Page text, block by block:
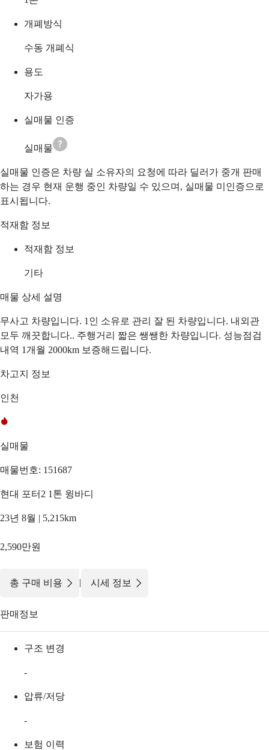
개폐방식
수동 개폐식
용도
자가용
실매물 인증
실매물
실매물 인증은 차량 실 소유자의 요청에 따라 딜러가 중개 판매
하는 경우 현재 운행 중인 차량일 수 있으며, 실매물 미인증으로
표시됩니다.
적재함 정보
적재함 정보
기타
매물 상세 설명
무사고 차량입니다. 1인 소유로 관리 잘 된 차량입니다. 내외관
모두 깨끗합니다.. 주행거리 짧은 쌩쌩한 차량입니다. 성능점검
내역 1개월 2000km 보증해드립니다.
차고지 정보
인천
실매물
매물번호: 151687
현대 포터2 1톤 윙바디
23년 8월 | 5,215km
2,590만원
총 구매 비용 | 시세 정보
판매정보
구조 변경
-
압류/저당
-
보험 이력